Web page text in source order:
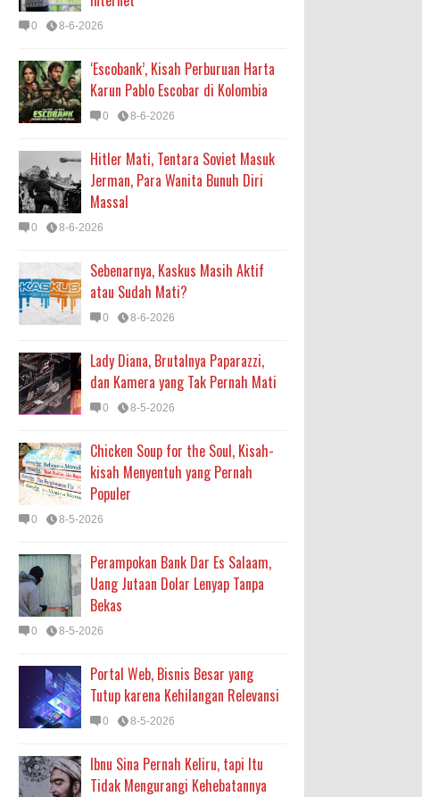
0 8-6-2026
‘Escobank’, Kisah Perburuan Harta
Karun Pablo Escobar di Kolombia
0 8-6-2026
Hitler Mati, Tentara Soviet Masuk
Jerman, Para Wanita Bunuh Diri
Massal
0 8-6-2026
Sebenarnya, Kaskus Masih Aktif
atau Sudah Mati?
0 8-6-2026
Lady Diana, Brutalnya Paparazzi,
dan Kamera yang Tak Pernah Mati
0 8-5-2026
Chicken Soup for the Soul, Kisah-
kisah Menyentuh yang Pernah
Populer
0 8-5-2026
Perampokan Bank Dar Es Salaam,
Uang Jutaan Dolar Lenyap Tanpa
Bekas
0 8-5-2026
Portal Web, Bisnis Besar yang
Tutup karena Kehilangan Relevansi
0 8-5-2026
Ibnu Sina Pernah Keliru, tapi Itu
Tidak Mengurangi Kehebatannya